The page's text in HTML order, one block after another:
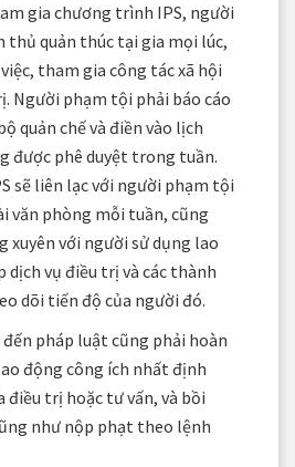
gia chương trình IPS, người
thủ quản thúc tại gia mọi lúc,
tham gia công tác xã hội
Người phạm tội phải báo cáo
quản chế và điền vào lịch
được phê duyệt trong tuần.
sẽ liên lạc với người phạm tội
văn phòng mỗi tuần, cũng
xuyên với người sử dụng lao
dịch vụ điều trị và các thành
dõi tiến độ của người đó.
pháp luật cũng phải hoàn
động công ích nhất định
trị hoặc tư vấn, và bồi
như nộp phạt theo lệnh